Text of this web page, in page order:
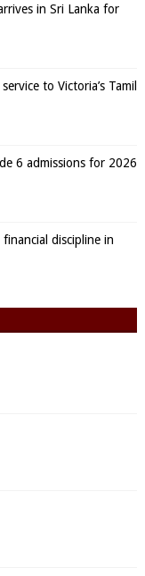
in Sri Lanka for
to Victoria’s Tamil
6 admissions for 2026
discipline in